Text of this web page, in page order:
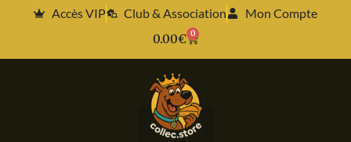
Accès VIP Club & Association
Mon Compte
0.00€ 0